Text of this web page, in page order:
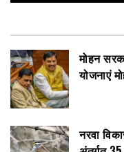
मोहन
योजनाएं
नरवा